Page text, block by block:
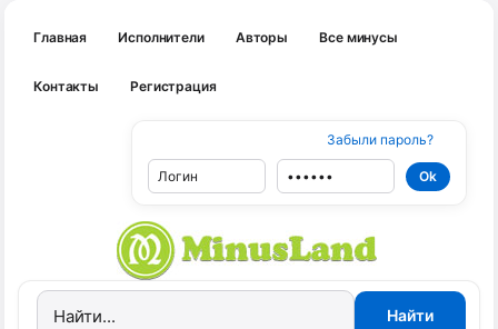
Главная Исполнители Авторы Все минусы
Контакты Регистрация
Забыли пароль?